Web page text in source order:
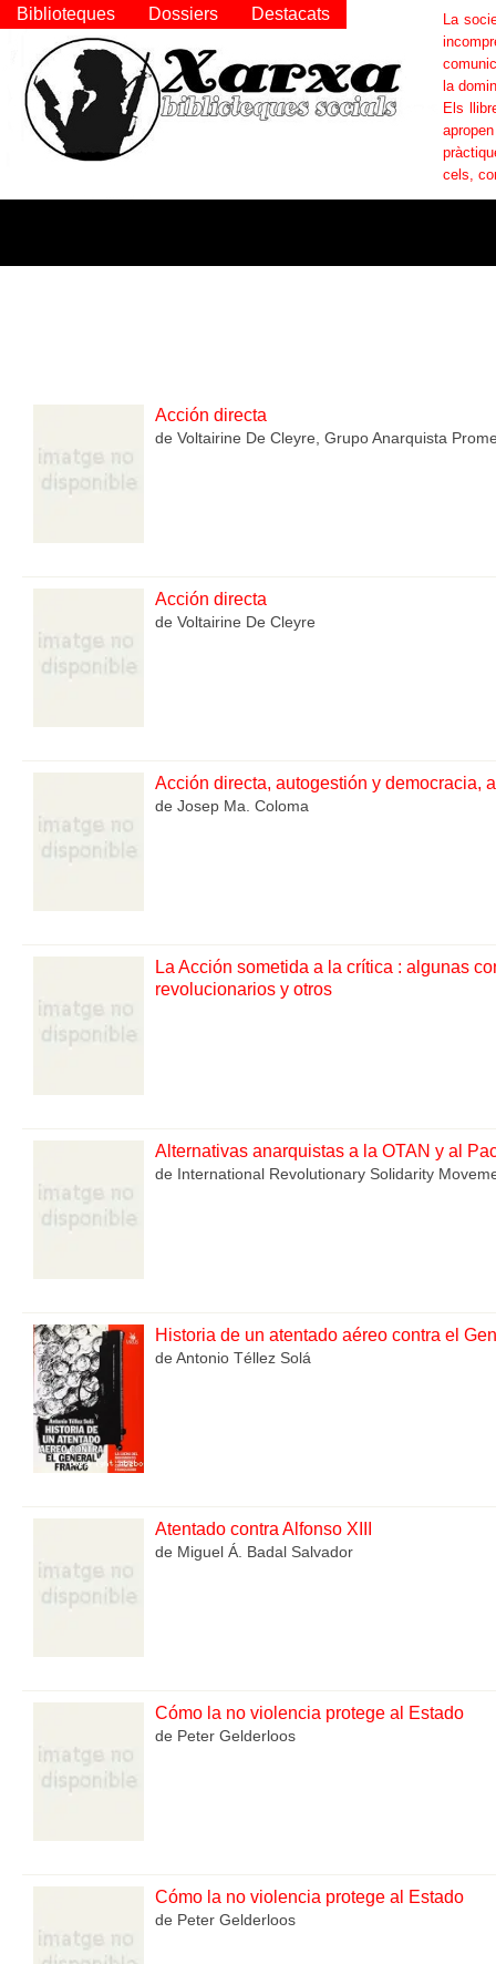
Acción directa
de Voltairine De Cleyre, Grupo Anarquista
Acción directa
de Voltairine De Cleyre
Acción directa, autogestión y democracia,
de Josep Ma. Coloma
La Acción sometida a la crítica : algunas
revolucionarios y otros
Alternativas anarquistas a la OTAN y al
de International Revolutionary Solidarity
Historia de un atentado aéreo contra el
de Antonio Téllez Solá
Atentado contra Alfonso XIII
de Miguel Á. Badal Salvador
Cómo la no violencia protege al Estado
de Peter Gelderloos
Cómo la no violencia protege al Estado
de Peter Gelderloos
La
la
Els
cels,
Biblioteques Dossiers Destacats